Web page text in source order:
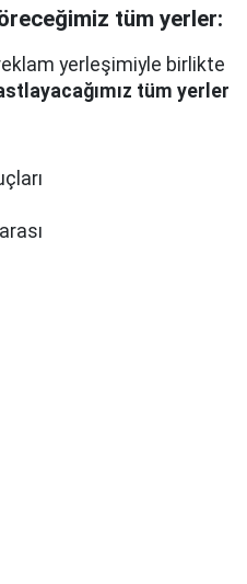
tüm yerler:
yerleşimiyle birlikte
tüm yerler